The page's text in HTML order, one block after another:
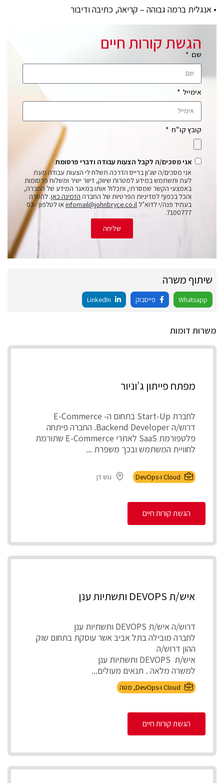
• אנגלית ברמה גבוהה – קריאה, כתיבה ודיבור
הגשת קורות חיים
שם
אימייל
קובץ קו"ח
אני מסכים/ה לקבל הצעות עבודה ודברי פרסומת
אני מסכים/ה שג'ון ברייס הדרכה תשלח לי הצעות עבודה מעת
לעת ותשתמש במידע למטרות שיווק, דיוור ישיר ומשלוח פרסומות
באמצעי הקשר שמסרתי, ותכלול אותו במאגר המידע של החברה,
והכל בכפוף למדיניות הפרטיות של החברה הזמינה כאן. להסרה
בעתיד פנה/י לדוא"ל infomail@johnbryce.co.il
או לטלפון: 03-
7100777.
שליחה
שיתוף משרה
Whatsapp פייסבוק
משרות דומות
מפתח פייתון ג’וניור
לחברת Start-Up בתחום ה- E-Commerce
דרוש/ה Backend Developer. החברה פיתחה
פלטפורמת SaaS לאתרי E-Commerce שתורמת
לחוויית המשתמש ובכך משפרת ...
Cloud ו-DevOps גוש דן
הגשת קורות חיים
איש/ת DEVOPS ותשתיות ענן
דרוש/ה איש/ת DEVOPS ותשתיות ענן
לחברה מובילה בתל אביב אשר עוסקת בתחום שוק
ההון דרוש/ה
איש/ת DEVOPS ותשתיות ענן
למשרה מלאה , תנאים מעולים...
Cloud ו-DevOps , מטה
הגשת קורות חיים